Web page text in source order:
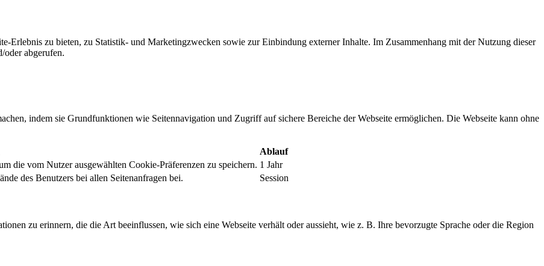
Erlebnis zu bieten, zu Statistik- und Marketingzwecken sowie zur Einbindung externer Inhalte. Im Zusammenhang mit der Nutzung dieser
oder abgerufen.
indem sie Grundfunktionen wie Seitennavigation und Zugriff auf sichere Bereiche der Webseite ermöglichen. Die Webseite kann ohne
Ablauf
die vom Nutzer ausgewählten Cookie-Präferenzen zu speichern. 1 Jahr
des Benutzers bei allen Seitenanfragen bei. Session
zu erinnern, die die Art beeinflussen, wie sich eine Webseite verhält oder aussieht, wie z. B. Ihre bevorzugte Sprache oder die Region